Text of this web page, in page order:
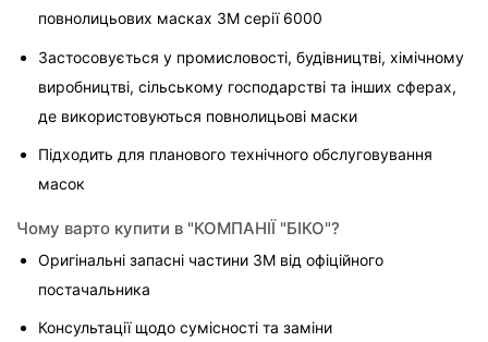
повнолицьових масках 3M серії 6000
Застосовується у промисловості, будівництві, хімічному
виробництві, сільському господарстві та інших сферах,
де використовуються повнолицьові маски
Підходить для планового технічного обслуговування
масок
Чому варто купити в "КОМПАНІЇ "БІКО"?
Оригінальні запасні частини 3M від офіційного
постачальника
Консультації щодо сумісності та заміни